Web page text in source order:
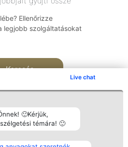
Live chat
🙂Kérjük,
témára! 🙂
Ellenőrizze
legjobb szolgáltatásokat
Keresés
Népszavazás Elérhetőség